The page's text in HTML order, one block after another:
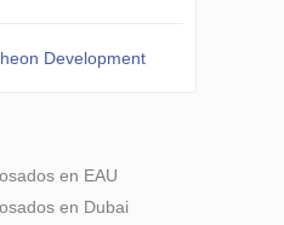
Development
en EAU
en Dubai